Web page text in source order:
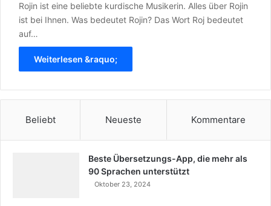
Rojin ist eine beliebte kurdische Musikerin. Alles über Rojin
ist bei Ihnen. Was bedeutet Rojin? Das Wort Roj bedeutet
auf…
Weiterlesen &raquo;
Beliebt Neueste Kommentare
Beste Übersetzungs-App, die mehr als
90 Sprachen unterstützt
Oktober 23, 2024